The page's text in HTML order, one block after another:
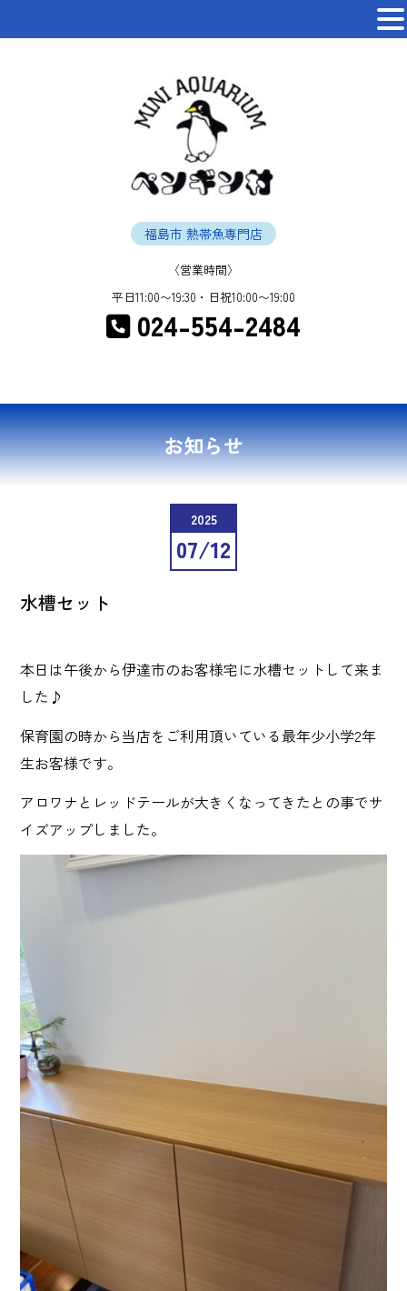
福島市 熱帯魚専門店
〈営業時間〉
平日11:00〜19:30・日祝10:00〜19:00
024-554-2484
お知らせ
2025
07/12
水槽セット
本日は午後から伊達市のお客様宅に水槽セットして来ま
した♪
保育園の時から当店をご利用頂いている最年少小学2年
生お客様です。
アロワナとレッドテールが大きくなってきたとの事でサ
イズアップしました。